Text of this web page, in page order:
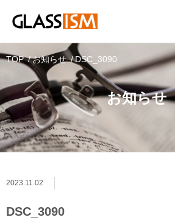
お知らせ
TOP お知らせ DSC_3090
2023.11.02
DSC_3090